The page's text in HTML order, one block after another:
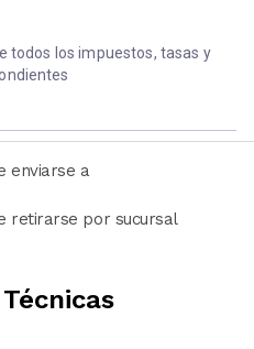
todos los impuestos, tasas y
enviarse a
números)
retirarse por sucursal